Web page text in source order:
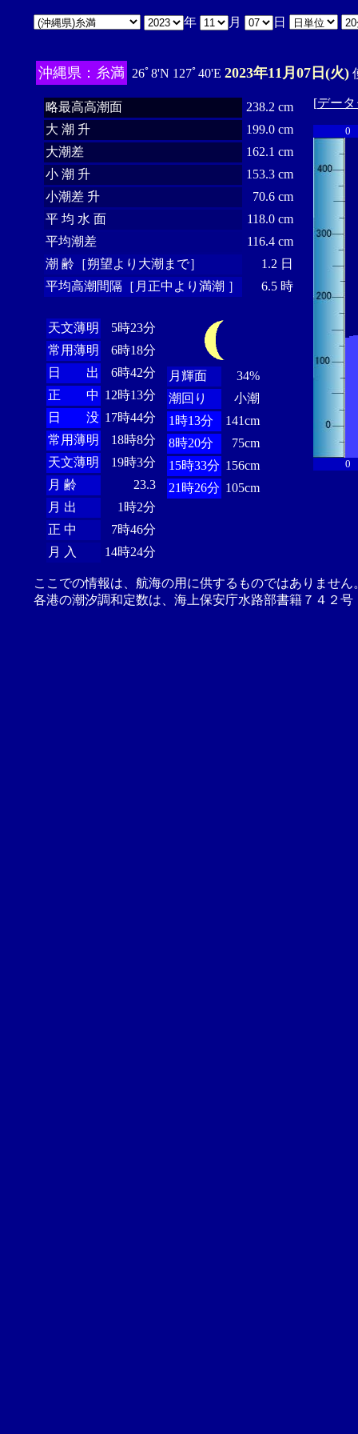
年 月 日
沖縄県：糸満 26ﾟ8'N 127ﾟ40'E 2023年11月07日(火)
略最高高潮面
238.2 cm
大 潮 升
199.0 cm
大潮差
162.1 cm
小 潮 升
153.3 cm
小潮差 升
70.6 cm
平 均 水 面
118.0 cm
平均潮差
116.4 cm
潮 齢［朔望より大潮まで］
1.2 日
平均高潮間隔［月正中より満潮 ］
6.5 時
天文薄明
5時23分
常用薄明
6時18分
日 出
6時42分
正 中 12時13分
日 没 17時44分
常用薄明
18時8分
天文薄明
19時3分
月 齢
23.3
月 出
1時2分
正 中
7時46分
月 入
14時24分
月輝面
34%
潮回り
小潮
1時13分
141cm
8時20分
75cm
15時33分 156cm
21時26分 105cm
[デー
0
0
ここでの情報は、航海の用に供するものではありませ
各港の潮汐調和定数は、海上保安庁水路部書籍７４２